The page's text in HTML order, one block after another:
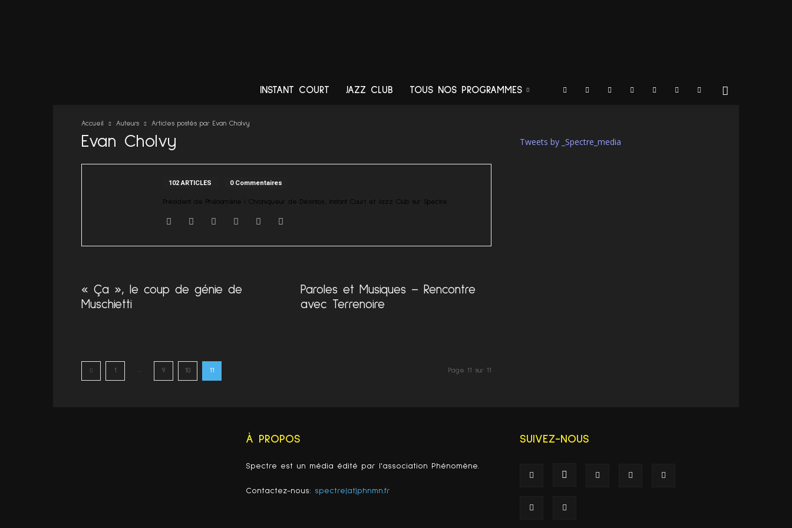
Spectre
INSTANT COURT JAZZ CLUB TOUS NOS PROGRAMMES
Accueil Auteurs Articles postés par Evan Cholvy
Evan Cholvy
102 ARTICLES 0 Commentaires
Président de Phénomène | Chroniqueur de Désintox, Instant Court et Jazz Club sur Spectre
« Ça », le coup de génie de
Muschietti
Paroles et Musiques – Rencontre
avec Terrenoire
1 ... 9 10 11 Page 11 sur 11
Tweets by _Spectre_media
À PROPOS
Spectre est un média édité par l'association Phénomène.
Contactez-nous: spectre(at)phnmn.fr
SUIVEZ-NOUS